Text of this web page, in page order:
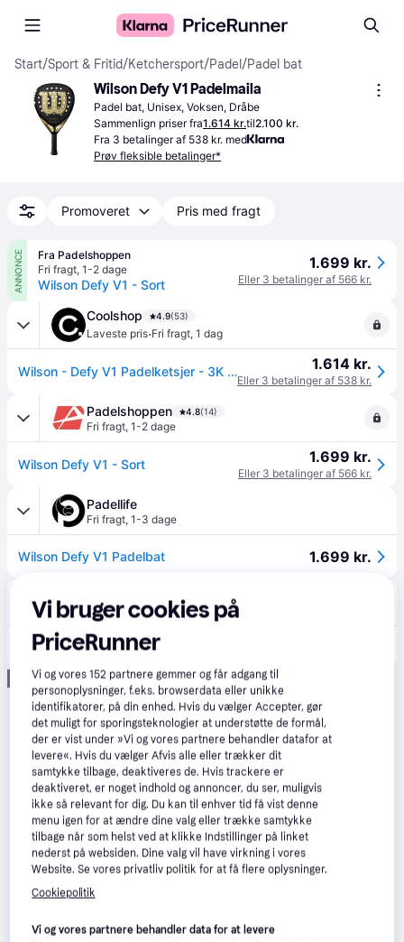
Start/Sport & Fritid/Ketchersport/Padel /Padel bat
Wilson Defy V1 Padelmaila
Padel bat, Unisex, Voksen, Dråbe
Sammenlign priser fra1.614 kr.til2.100 kr.
Fra 3 betalinger af 538 kr. med
Prøv fleksible betalinger*
Promoveret Pris med fragt
ANNONCE
Fra Padelshoppen
Fri fragt, 1-2 dage
Wilson Defy V1 - Sort
1.699 kr.
Eller 3 betalinger af 566 kr.
Coolshop 4.9(53)
Laveste pris·Fri fragt, 1 dag
Wilson - Defy V1 Padelketsjer - 3K Carbon Kraft og Spin² til Avancerede og Pro-Spillere - Fri fragt og klar til levering - Prismatch - Sort/Guld 1.614 kr.
Eller 3 betalinger af 538 kr.
Padelshoppen 4.8(14)
Fri fragt, 1-2 dage
Wilson Defy V1 - Sort 1.699 kr.
Eller 3 betalinger af 566 kr.
Padellife
Fri fragt, 1-3 dage
Wilson Defy V1 Padelbat 1.699 kr.
Fri fragt ,1-3 dage
Wilson Defy V1 Padelbat
Annonce
Vi bruger cookies på
PriceRunner
Vi og vores152 partnere gemmer og får adgang til
personoplysninger, f.eks. browserdata eller unikke
identifikatorer, på din enhed. Hvis du vælger Accepter, gør
det muligt for sporingsteknologier at understøtte de formål,
der er vist under »Vi og vores partnere behandler datafor at
levere«. Hvis du vælger Afvis alle eller trækker dit
samtykke tilbage, deaktiveres de. Hvis trackere er
deaktiveret, er noget indhold og annoncer, du ser, muligvis
ikke så relevant for dig. Du kan til enhver tid få vist denne
menu igen for at ændre dine valg eller trække samtykke
tilbage når som helst ved at klikke Indstillinger på linket
nederst på websiden. Dine valg vil have virkning i vores
Website. Se vores privatliv politik for at få flere oplysninger.
Cookiepolitik
Vi og vores partnere behandler data for at levere